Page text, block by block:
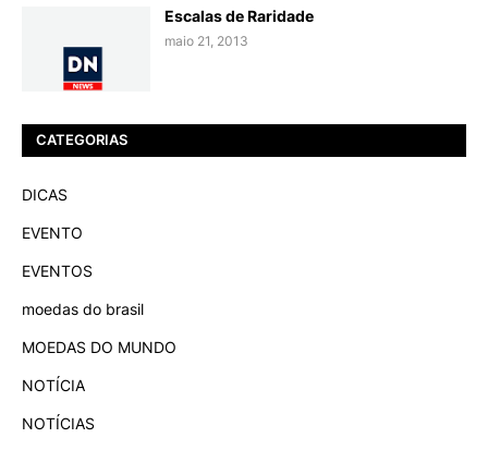
Escalas de Raridade
maio 21, 2013
CATEGORIAS
DICAS
EVENTO
EVENTOS
moedas do brasil
MOEDAS DO MUNDO
NOTÍCIA
NOTÍCIAS